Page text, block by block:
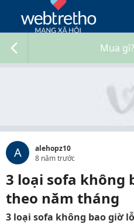
Mua
A
alehopz10
8 năm trước
3 loại sofa không
theo năm tháng
3 loại sofa không bao giờ